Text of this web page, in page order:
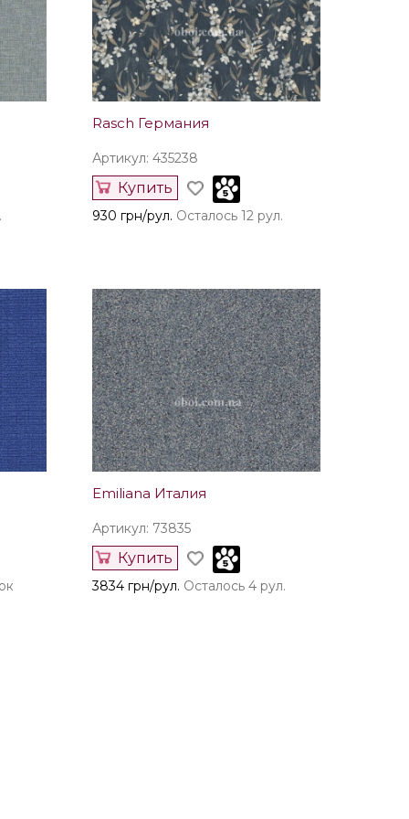
Rasch Германия
Артикул: 435238
Купить
930 грн/рул. Осталось 12 рул.
Emiliana Италия
Артикул: 73835
Купить
3834 грн/рул. Осталось 4 рул.